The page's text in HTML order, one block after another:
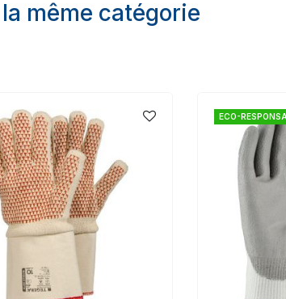
même catégorie
ECO-